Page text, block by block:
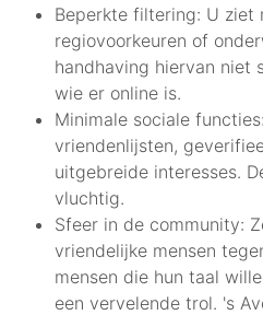
Beperkte filtering: U ziet
regiovoorkeuren of
handhaving hiervan niet
wie er online is.
Minimale sociale
vriendenlijsten,
uitgebreide interesses.
vluchtig.
Sfeer in de community:
vriendelijke mensen
mensen die hun taal
een vervelende trol. 's